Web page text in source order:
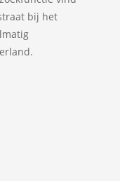
bij het